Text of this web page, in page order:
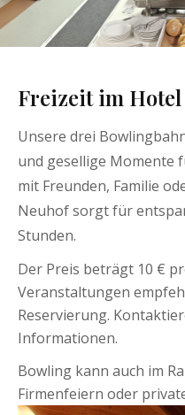
Freizeit im Hotel
Unsere drei
und gesellige Momente
mit Freunden, Familie
Neuhof sorgt für
Stunden.
Der Preis beträgt 10 €
Veranstaltungen
Reservierung.
Informationen.
Bowling kann auch im
Firmenfeiern oder